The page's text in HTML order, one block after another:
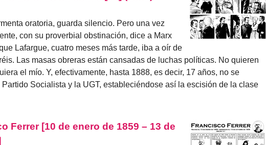
oratoria, guarda silencio. Pero una vez
con su proverbial obstinación, dice a Marx
Lafargue, cuatro meses más tarde, iba a oír de
Las masas obreras están cansadas de luchas políticas. No quieren
el mío. Y, efectivamente, hasta 1888, es decir, 17 años, no se
Socialista y la UGT, estableciéndose así la escisión de la clase
Ferrer [10 de enero de 1859 – 13 de